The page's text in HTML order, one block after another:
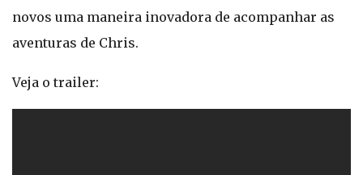
novos uma maneira inovadora de acompanhar as
aventuras de Chris.
Veja o trailer: